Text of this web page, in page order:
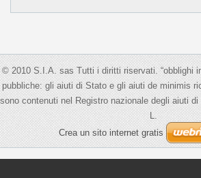
© 2010 S.I.A. sas Tutti i diritti riservati. “obblighi
pubbliche: gli aiuti di Stato e gli aiuti de minimis
sono contenuti nel Registro nazionale degli aiuti
L.
Crea un sito internet gratis